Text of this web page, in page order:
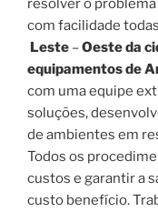
resolver o
com facilidade
Leste –Oeste da
equipamentos de
com uma equipe
soluções,
de ambientes em
Todos os
custos e garantir a
custo benefício.